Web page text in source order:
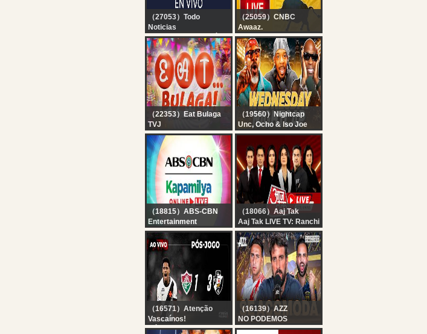
（27053）Todo
Noticias
TN EN VIVO - SEGUÍ LA
TRANSMISIÓN EN VIVO
DE TODO NOTICIAS
（25059）CNBC
Awaaz.
Stock Market Updates
Live: आज कहां करें इन्वेस्ट |
Business & Finance |
6th August 2026 |
CNBC Awaaz
（22353）Eat Bulaga
TVJ
EAT BULAGA LIVE |
TVJ ON TV5 | AUGUST
6, 2026
（19560）Nightcap
Unc, Ocho & Iso Joe
react to Deshaun
Watson BIG DAY +
Aaron Donald
returning?! | Nightcap
（18815）ABS-CBN
Entertainment
Kapamilya Online Live |
August 6, 2026
（18066）Aaj Tak
Aaj Tak LIVE TV: Ranchi
Student Protest |
Parliament Session |
PM Modi | Rahul Gandhi
| Hindi News
（16571）Atenção
Vascaínos!
PÓS-JOGO DO AV AO
（16139）AZZ
NO PODEMOS
PERDER EN VIVO con